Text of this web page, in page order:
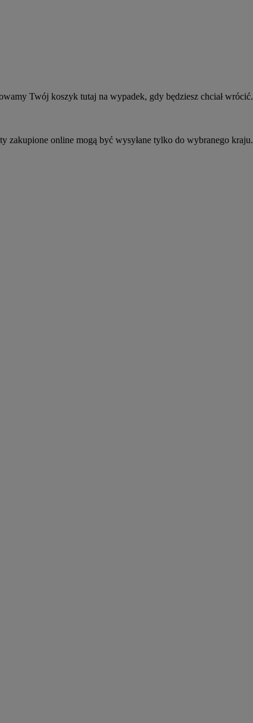
Twój koszyk tutaj na wypadek, gdy będziesz chciał wrócić.
zakupione online mogą być wysyłane tylko do wybranego kraju.